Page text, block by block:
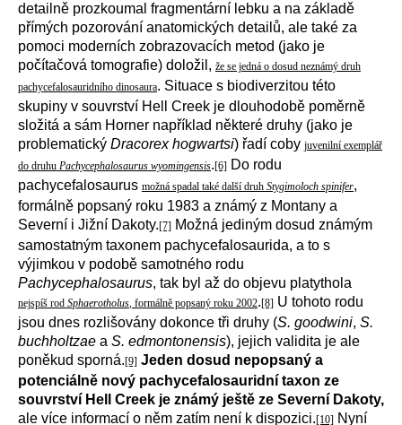
detailně prozkoumal fragmentární lebku a na základě
přímých pozorování anatomických detailů, ale také za
pomoci moderních zobrazovacích metod (jako je
počítačová tomografie) doložil, že se jedná o dosud neznámý druh
pachycefalosauridního dinosaura. Situace s biodiverzitou této
skupiny v souvrství Hell Creek je dlouhodobě poměrně
složitá a sám Horner například některé druhy (jako je
problematický Dracorex hogwartsi) řadí coby juvenilní exemplář
do druhu Pachycephalosaurus wyomingensis.[6] Do rodu
pachycefalosaurus možná spadal také další druh Stygimoloch spinifer,
formálně popsaný roku 1983 a známý z Montany a
Severní i Jižní Dakoty.[7] Možná jediným dosud známým
samostatným taxonem pachycefalosaurida, a to s
výjimkou v podobě samotného rodu
Pachycephalosaurus, tak byl až do objevu platythola
nejspíš rod Sphaerotholus, formálně popsaný roku 2002.[8] U tohoto rodu
jsou dnes rozlišovány dokonce tři druhy (S. goodwini, S.
buchholtzae a S. edmontonensis), jejich validita je ale
poněkud sporná.[9] Jeden dosud nepopsaný a
potenciálně nový pachycefalosauridní taxon ze
souvrství Hell Creek je známý ještě ze Severní Dakoty,
ale více informací o něm zatím není k dispozici.[10] Nyní